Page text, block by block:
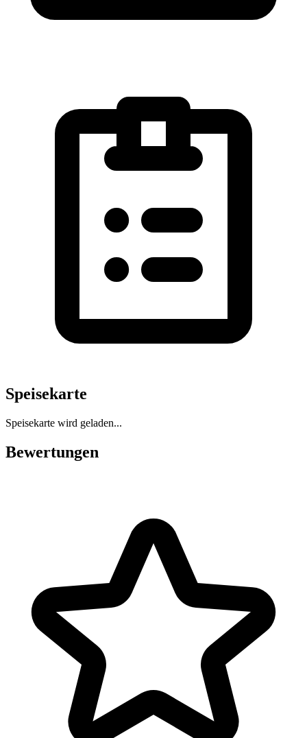
Speisekarte
Speisekarte wird geladen...
Bewertungen